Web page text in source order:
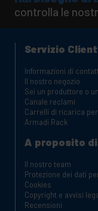
controlla le
Servizio
Informazioni di
Il nostro negozio
Sei un produttore o
Canale reclami
Carrelli di ricarica
Armadi Rack
A proposito
Il nostro team
Protezione dei dati
Cookies
Copyright e avvisi
Recensioni